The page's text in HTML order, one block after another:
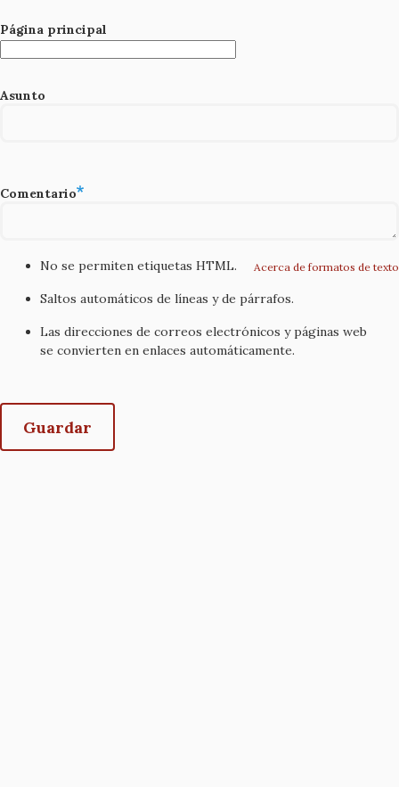
Página principal
Asunto
Comentario
Acerca de formatos de texto
No se permiten etiquetas HTML.
Saltos automáticos de líneas y de párrafos.
Las direcciones de correos electrónicos y páginas web
se convierten en enlaces automáticamente.